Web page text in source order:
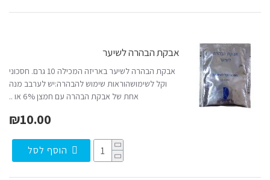
אבקת הבהרה לשיער
אבקת הבהרה לשיער באריזה המכילה 10 גרם. חסכוני
וקל לשימושהוראות שימוש להבהרה:יש לערבב מנה
אחת של אבקת הבהרה עם חמצן 6% או ..
₪10.00
הוסף לסל